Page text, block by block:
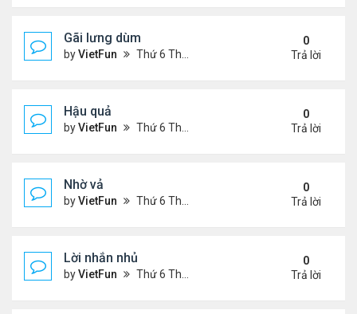
Gãi lưng dùm
byVietFun Thứ 6 Tháng 11 05, 2021 12:49 pm
0
Trả lời
Hậu quả
byVietFun Thứ 6 Tháng 11 05, 2021 12:42 pm
0
Trả lời
Nhờ vả
byVietFun Thứ 6 Tháng 11 05, 2021 12:41 pm
0
Trả lời
Lời nhắn nhủ
byVietFun Thứ 6 Tháng 11 05, 2021 12:38 pm
0
Trả lời